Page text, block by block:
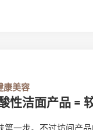
康美容
性洁面产品 =
第一步。不过坊间产